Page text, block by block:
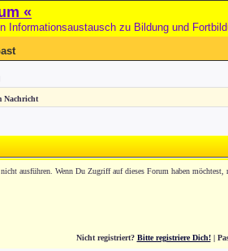
«
Informationsaustausch zu Bildung und
Nachricht
ausführen. Wenn Du Zugriff auf dieses Forum haben
Nicht registriert? Bitte registriere Dich!|